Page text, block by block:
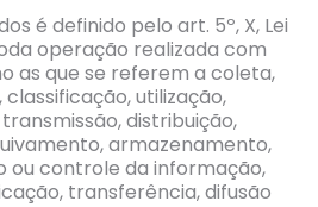
é definido pelo art. 5º, X, Lei
operação realizada com
as que se referem a coleta,
utilização,
distribuição,
armazenamento,
ou controle da informação,
transferência, difusão